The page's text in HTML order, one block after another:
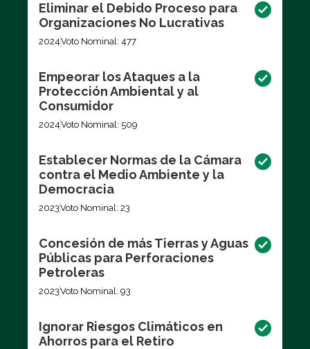
Eliminar el Debido Proceso para
Organizaciones No Lucrativas
2024Voto Nominal: 477
Empeorar los Ataques a la
Protección Ambiental y al
Consumidor
2024Voto Nominal: 509
Establecer Normas de la Cámara
contra el Medio Ambiente y la
Democracia
2023Voto Nominal: 23
Concesión de más Tierras y Aguas
Públicas para Perforaciones
Petroleras
2023Voto Nominal: 93
Ignorar Riesgos Climáticos en
Ahorros para el Retiro